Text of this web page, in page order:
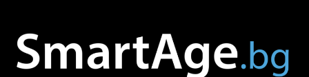
content